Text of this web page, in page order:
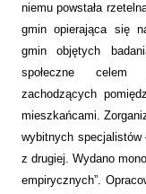
niemu powstała
gmin opierająca się
gmin objętych
społeczne celem
zachodzących
mieszkańcami.
wybitnych specjalistów
z drugiej. Wydano
empirycznych”.